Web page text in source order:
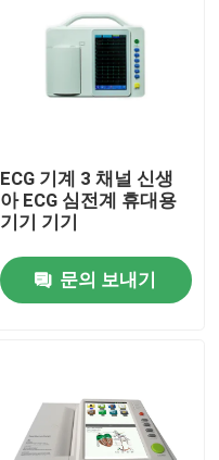
ECG 기계 3 채널 신생
아 ECG 심전계 휴대용
기기 기기
문의 보내기